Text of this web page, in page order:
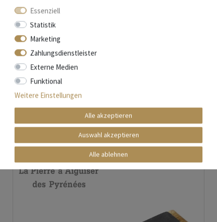
Laguiole en Aubrac Messerschärfer
Nicht auf Lager
21,90 € *
Versandkosten
Essenziell
Statistik
Marketing
Zahlungsdienstleister
Externe Medien
Funktional
Weitere Einstellungen
Alle akzeptieren
Auswahl akzeptieren
Alle ablehnen